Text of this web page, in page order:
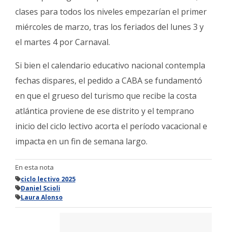
clases para todos los niveles empezarían el primer
miércoles de marzo, tras los feriados del lunes 3 y
el martes 4 por Carnaval.
Si bien el calendario educativo nacional contempla
fechas dispares, el pedido a CABA se fundamentó
en que el grueso del turismo que recibe la costa
atlántica proviene de ese distrito y el temprano
inicio del ciclo lectivo acorta el período vacacional e
impacta en un fin de semana largo.
En esta nota
ciclo lectivo 2025
Daniel Scioli
Laura Alonso